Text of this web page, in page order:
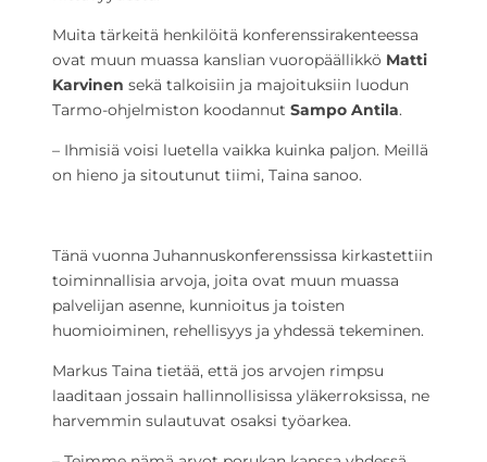
Muita tärkeitä henkilöitä konferenssirakenteessa
ovat muun muassa kanslian vuoropäällikkö Matti
Karvinen sekä talkoisiin ja majoituksiin luodun
Tarmo-ohjelmiston koodannut Sampo Antila.
– Ihmisiä voisi luetella vaikka kuinka paljon. Meillä
on hieno ja sitoutunut tiimi, Taina sanoo.
Tänä vuonna Juhannuskonferenssissa kirkastettiin
toiminnallisia arvoja, joita ovat muun muassa
palvelijan asenne, kunnioitus ja toisten
huomioiminen, rehellisyys ja yhdessä tekeminen.
Markus Taina tietää, että jos arvojen rimpsu
laaditaan jossain hallinnollisissa yläkerroksissa, ne
harvemmin sulautuvat osaksi työarkea.